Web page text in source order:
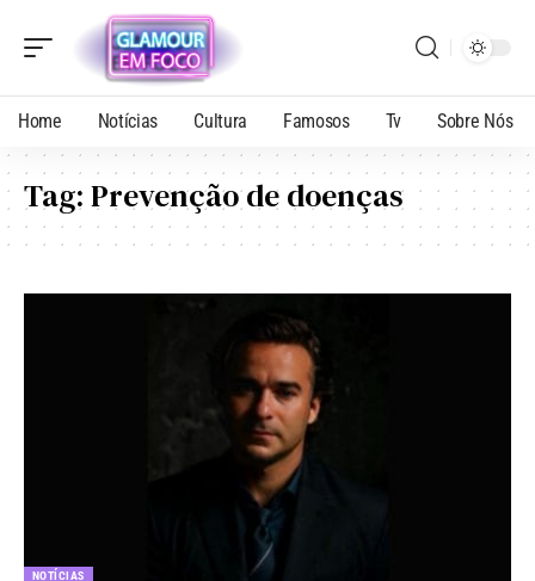
Home Notícias Cultura Famosos Tv Sobre Nós
Tag:Prevenção de doenças
NOTÍCIAS